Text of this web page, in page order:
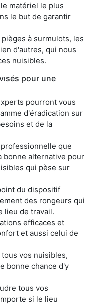
matériel le plus
le but de garantir
à surmulots, les
d'autres, qui nous
nuisibles.
pour une
pourront vous
d'éradication sur
et de la
que
bonne alternative pour
qui pèse sur
du dispositif
des rongeurs qui
lieu de travail.
efficaces et
et aussi celui de
vos nuisibles,
bonne chance d'y
tous vos
si le lieu